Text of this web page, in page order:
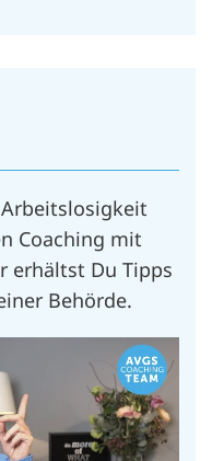
Coaching mit
erhältst Du Tipps
Behörde.